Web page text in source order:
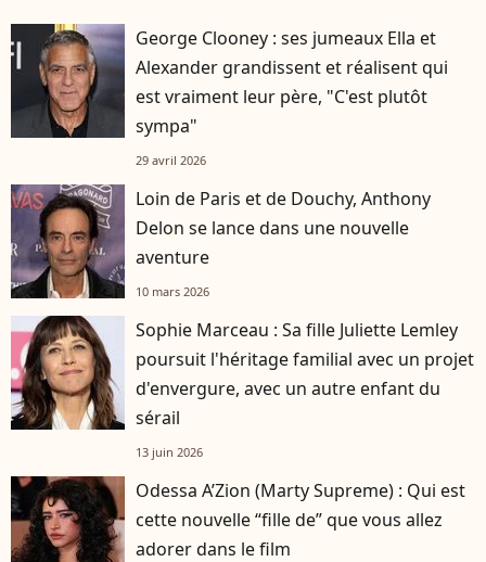
George Clooney : ses jumeaux Ella et
Alexander grandissent et réalisent qui
est vraiment leur père, "C'est plutôt
sympa"
29 avril 2026
Loin de Paris et de Douchy, Anthony
Delon se lance dans une nouvelle
aventure
10 mars 2026
Sophie Marceau : Sa fille Juliette Lemley
poursuit l'héritage familial avec un projet
d'envergure, avec un autre enfant du
sérail
13 juin 2026
Odessa A’Zion (Marty Supreme) : Qui est
cette nouvelle “fille de” que vous allez
adorer dans le film